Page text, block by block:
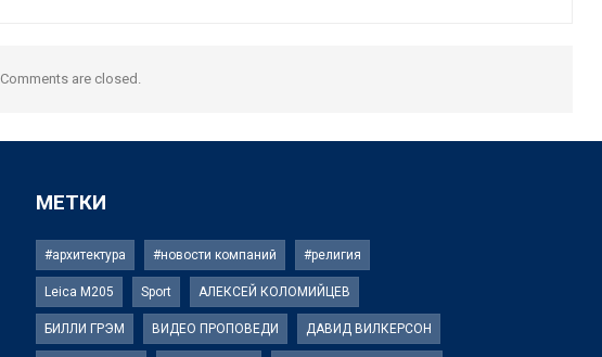
Comments are closed.
МЕТКИ
#архитектура #новости компаний #религия
Leica M205 Sport АЛЕКСЕЙ КОЛОМИЙЦЕВ
БИЛЛИ ГРЭМ ВИДЕО ПРОПОВЕДИ ДАВИД ВИЛКЕРСОН